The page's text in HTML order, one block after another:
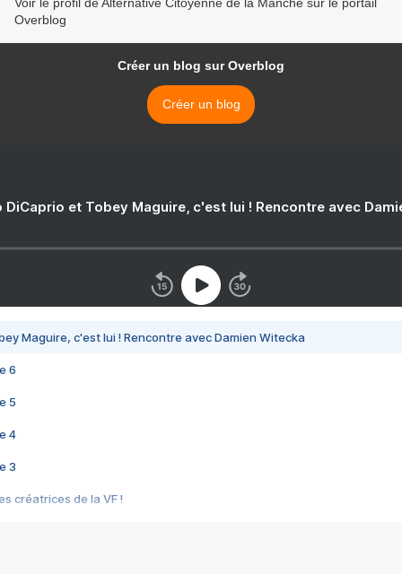
Overblog
Créer un blog sur Overblog
Créer un blog
DiCaprio et Tobey Maguire, c'est lui ! Rencontre avec
Maguire, c'est lui ! Rencontre avec Damien Witecka
6
5
4
3
créatrices de la VF !